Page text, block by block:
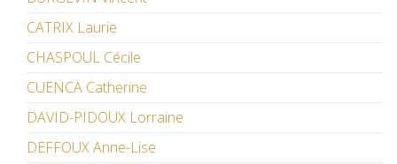
CATRIX Laurie
CHASPOUL Cécile
CUENCA Catherine
DAVID-PIDOUX Lorraine
DEFFOUX Anne-Lise